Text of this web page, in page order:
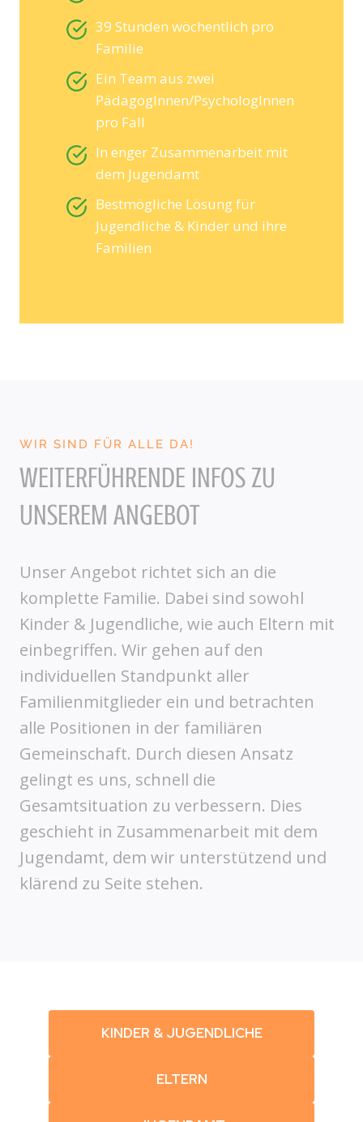
39 Stunden wöchentlich pro
Familie
Ein Team aus zwei
PädagogInnen/PsychologInnen
pro Fall
In enger Zusammenarbeit mit
dem Jugendamt
Bestmögliche Lösung für
Jugendliche & Kinder und ihre
Familien
WIR SIND FÜR ALLE DA!
WEITERFÜHRENDE INFOS ZU
UNSEREM ANGEBOT
Unser Angebot richtet sich an die
komplette Familie. Dabei sind sowohl
Kinder & Jugendliche, wie auch Eltern mit
einbegriffen. Wir gehen auf den
individuellen Standpunkt aller
Familienmitglieder ein und betrachten
alle Positionen in der familiären
Gemeinschaft. Durch diesen Ansatz
gelingt es uns, schnell die
Gesamtsituation zu verbessern. Dies
geschieht in Zusammenarbeit mit dem
Jugendamt, dem wir unterstützend und
klärend zu Seite stehen.
KINDER & JUGENDLICHE
ELTERN